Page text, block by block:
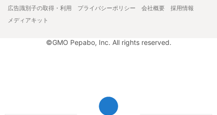
広告識別子の取得・利用
プライバシーポリシー 会社概要
採用情報
メディアキット
©GMO Pepabo, Inc. All rights reserved.